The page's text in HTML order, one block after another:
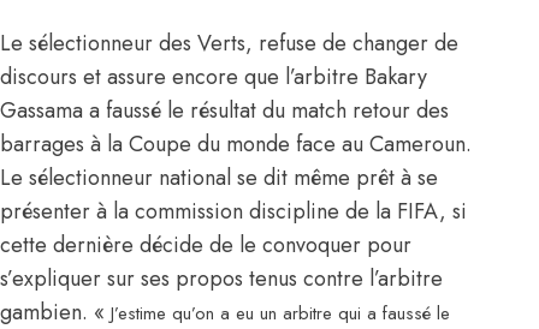
Le sélectionneur des Verts, refuse de changer de
discours et assure encore que l’arbitre Bakary
Gassama a faussé le résultat du match retour des
barrages à la Coupe du monde face au Cameroun.
Le sélectionneur national se dit même prêt à se
présenter à la commission discipline de la FIFA, si
cette dernière décide de le convoquer pour
s’expliquer sur ses propos tenus contre l’arbitre
gambien. « J’estime qu’on a eu un arbitre qui a faussé le